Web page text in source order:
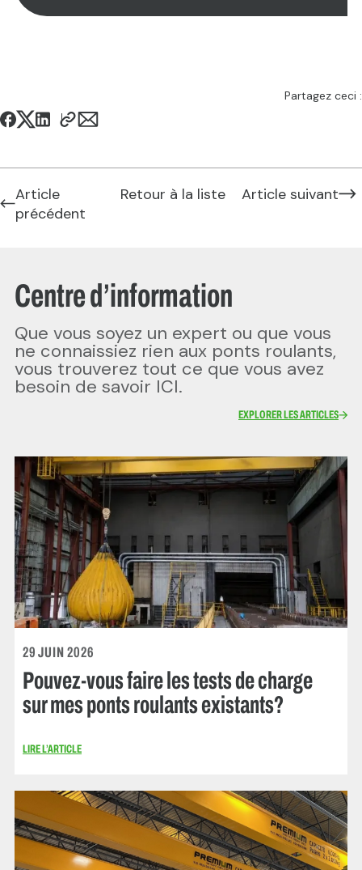
Partagez ceci :
Article
précédent
Retour à la liste Article suivant
Centre d’information
Que vous soyez un expert ou que vous
ne connaissiez rien aux ponts roulants,
vous trouverez tout ce que vous avez
besoin de savoir ICI.
EXPLORER LES ARTICLES
29 JUIN 2026
Pouvez-vous faire les tests de charge
sur mes ponts roulants existants?
LIRE L’ARTICLE